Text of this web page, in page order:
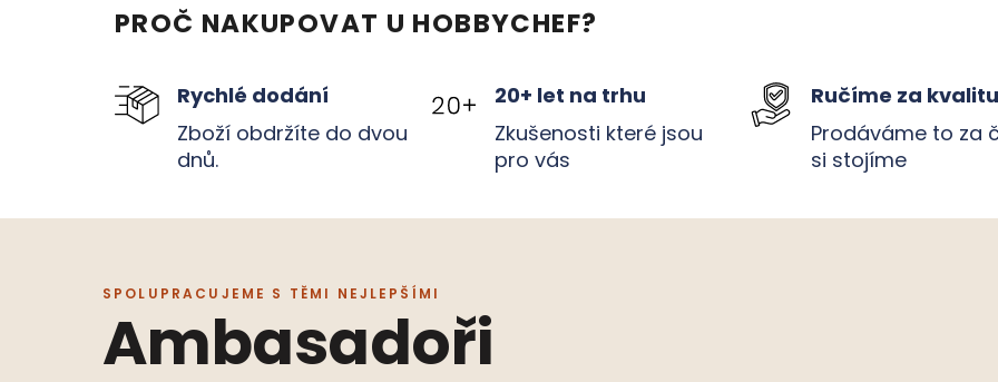
PROČ NAKUPOVAT U HOBBYCHEF?
Rychlé dodání
Zboží obdržíte do dvou
dnů.
20+ let na trhu
Zkušenosti které jsou
pro vás
Ručíme za kvalitu
Prodáváme to za
si stojíme
SPOLUPRACUJEME S TĚMI NEJLEPŠÍMI
Ambasadoři